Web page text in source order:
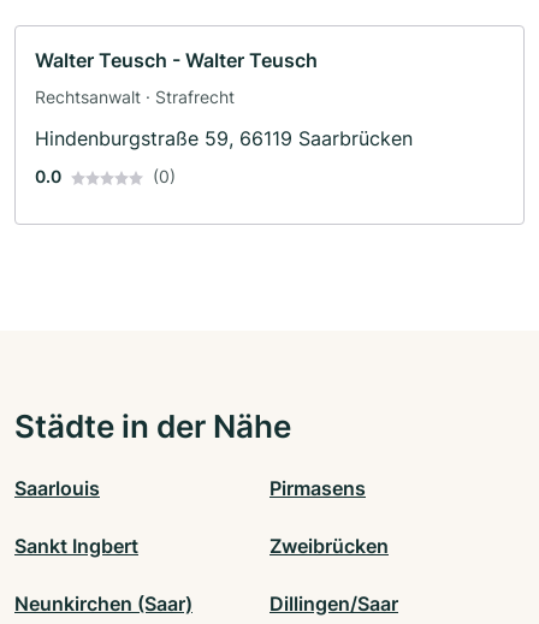
Walter Teusch - Walter Teusch
Rechtsanwalt · Strafrecht
Hindenburgstraße 59, 66119 Saarbrücken
0.0 (0)
Städte in der Nähe
Saarlouis Pirmasens
Sankt Ingbert Zweibrücken
Neunkirchen (Saar) Dillingen/Saar